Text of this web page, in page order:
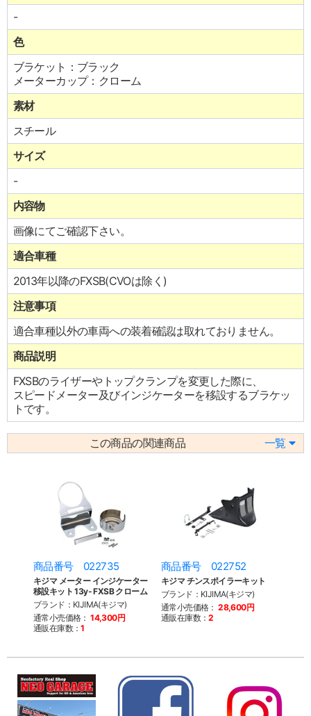
-
色
ブラケット：ブラック
メーターカップ：クローム
素材
スチール
サイズ
-
内容物
画像にてご確認下さい。
適合車種
2013年以降のFXSB(CVOは除く)
注意事項
適合車種以外の車両への装着確認は取れておりません。
商品説明
FXSBのライザーやトップクランプを変更した際に、
スピードメーター及びインジケーターを移設するブラケッ
トです。
この商品の関連商品 一覧
商品番号 022735
キジマ メーター インジケーター
移設キット 13y- FXSB クローム
ブランド：KIJIMA(キジマ)
通常小売価格： 14,300円
通販在庫数：1
商品番号 022752
キジマ チンスポイラーキット
ブランド：KIJIMA(キジマ)
通常小売価格： 28,600円
通販在庫数：2